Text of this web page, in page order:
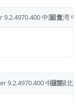
回复
9.2.4970.400中国 台湾
回复
9.2.4970.400中国 湖北